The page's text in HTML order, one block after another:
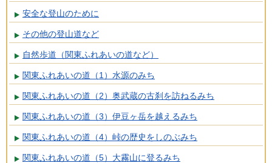
安全な登山のために
その他の登山道など
自然歩道（関東ふれあいの道など）
関東ふれあいの道（1）水源のみち
関東ふれあいの道（2）奥武蔵の古刹を訪ねるみち
関東ふれあいの道（3）伊豆ヶ岳を越えるみち
関東ふれあいの道（4）峠の歴史をしのぶみち
関東ふれあいの道（5）大霧山に登るみち